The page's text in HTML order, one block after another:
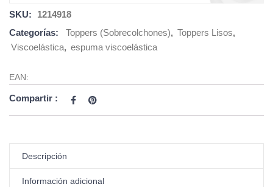
SKU:
1214918
Categorías:
Toppers (Sobrecolchones), Toppers Lisos,
Viscoelástica, espuma viscoelástica
EAN:
Compartir :
Descripción
Información adicional